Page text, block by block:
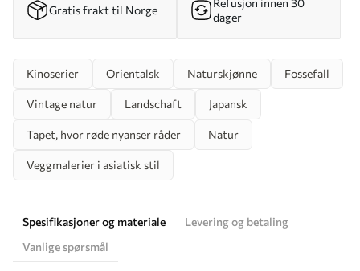
Gratis frakt til Norge
Refusjon innen 30
dager
Kinoserier Orientalsk Naturskjønne Fossefall
Vintage natur Landschaft Japansk
Tapet, hvor røde nyanser råder Natur
Veggmalerier i asiatisk stil
Spesifikasjoner og materiale
Levering og betaling
Vanlige spørsmål